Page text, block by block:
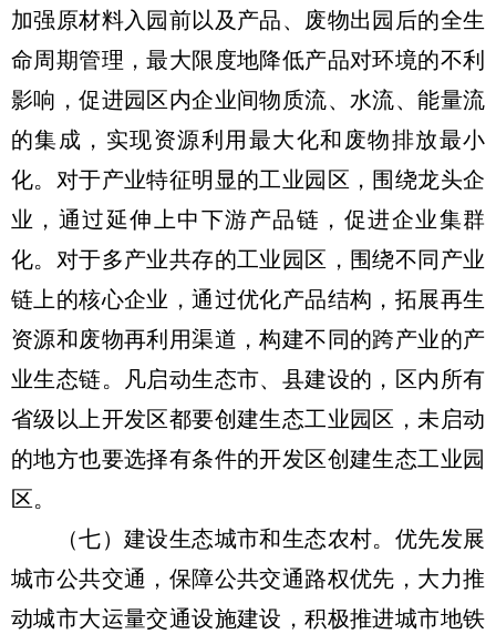
加强原材料入园前以及产品、废物出园后的全生
命周期管理，最大限度地降低产品对环境的不利
影响，促进园区内企业间物质流、水流、能量流
的集成，实现资源利用最大化和废物排放最小
化。对于产业特征明显的工业园区，围绕龙头企
业，通过延伸上中下游产品链，促进企业集群
化。对于多产业共存的工业园区，围绕不同产业
链上的核心企业，通过优化产品结构，拓展再生
资源和废物再利用渠道，构建不同的跨产业的产
业生态链。凡启动生态市、县建设的，区内所有
省级以上开发区都要创建生态工业园区，未启动
的地方也要选择有条件的开发区创建生态工业园
区。
（七）建设生态城市和生态农村。优先发展
城市公共交通，保障公共交通路权优先，大力推
动城市大运量交通设施建设，积极推进城市地铁